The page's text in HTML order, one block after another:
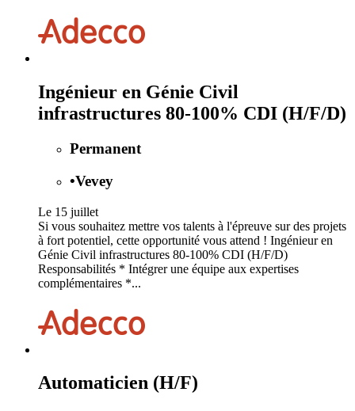
Ingénieur en Génie Civil
infrastructures 80-100% CDI (H/F/D)
Permanent
•Vevey
Le 15 juillet
Si vous souhaitez mettre vos talents à l'épreuve sur des projets
à fort potentiel, cette opportunité vous attend ! Ingénieur en
Génie Civil infrastructures 80-100% CDI (H/F/D)
Responsabilités * Intégrer une équipe aux expertises
complémentaires *...
Automaticien (H/F)